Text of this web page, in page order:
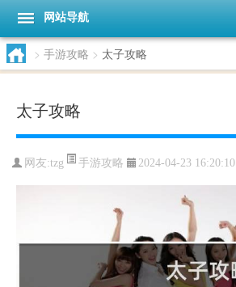
网站导航
> 手游攻略 > 太子攻略
太子攻略
网友:tzg 手游攻略 2024-04-23 16:20:10